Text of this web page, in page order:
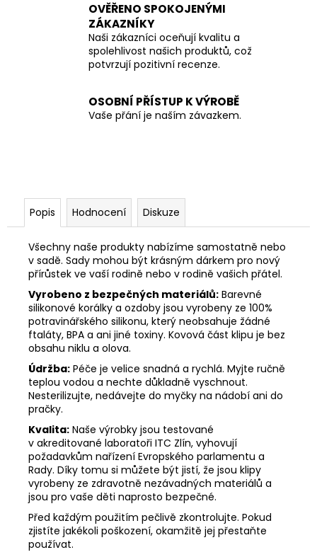
OVĚŘENO SPOKOJENÝMI
ZÁKAZNÍKY
Naši zákazníci oceňují kvalitu a
spolehlivost našich produktů, což
potvrzují pozitivní recenze.
OSOBNÍ PŘÍSTUP K VÝROBĚ
Vaše přání je naším závazkem.
Popis Hodnocení Diskuze
Všechny naše produkty nabízíme samostatně nebo
v sadě. Sady mohou být krásným dárkem pro nový
přírůstek ve vaší rodině nebo v rodině vašich přátel.
Vyrobeno z bezpečných materiálů: Barevné
silikonové korálky a ozdoby jsou vyrobeny ze 100%
potravinářského silikonu, který neobsahuje žádné
ftaláty, BPA a ani jiné toxiny. Kovová část klipu je bez
obsahu niklu a olova.
Údržba: Péče je velice snadná a rychlá. Myjte ručně
teplou vodou a nechte důkladně vyschnout.
Nesterilizujte, nedávejte do myčky na nádobí ani do
pračky.
Kvalita: Naše výrobky jsou testované
v akreditované laboratoři ITC Zlín, vyhovují
požadavkům nařízení Evropského parlamentu a
Rady. Díky tomu si můžete být jistí, že jsou klipy
vyrobeny ze zdravotně nezávadných materiálů a
jsou pro vaše děti naprosto bezpečné.
Před každým použitím pečlivě zkontrolujte. Pokud
zjistíte jakékoli poškození, okamžitě jej přestaňte
používat.